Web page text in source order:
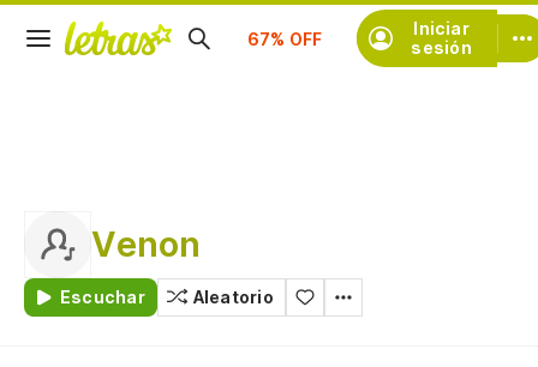
Iniciar
sesión
Suscríbete
Venon
Escuchar Aleatorio